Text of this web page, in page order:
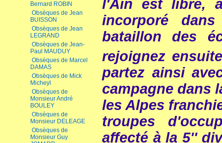
Bernard ROBIN
Obsèques de Jean
BUISSON
Obsèques de Jean
LEGRAND
Obsèques de Jean-
Paul MAUDUY
Obsèques de Marcel
DAMAS
Obsèques de Mick
Micheyl
Obsèques de
Monsieur André
BOULEY
Obsèques de
Monsieur DELEAGE
Obsèques de
Monsieur Guy
l'Ain est libre,
incorporé
bataillon des
rejoignez
partez ainsi
campagne dans
les Alpes
troupes
affecté à la 5''